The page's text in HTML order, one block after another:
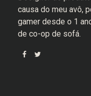
causa do meu avô,
gamer desde o 1
de co-op de sofá.